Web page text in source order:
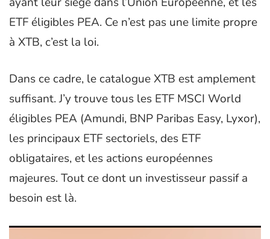
ETF éligibles PEA. Ce n’est pas une limite propre
à XTB, c’est la loi.
Dans ce cadre, le catalogue XTB est amplement
suffisant. J’y trouve tous les ETF MSCI World
éligibles PEA (Amundi, BNP Paribas Easy, Lyxor),
les principaux ETF sectoriels, des ETF
obligataires, et les actions européennes
majeures. Tout ce dont un investisseur passif a
besoin est là.